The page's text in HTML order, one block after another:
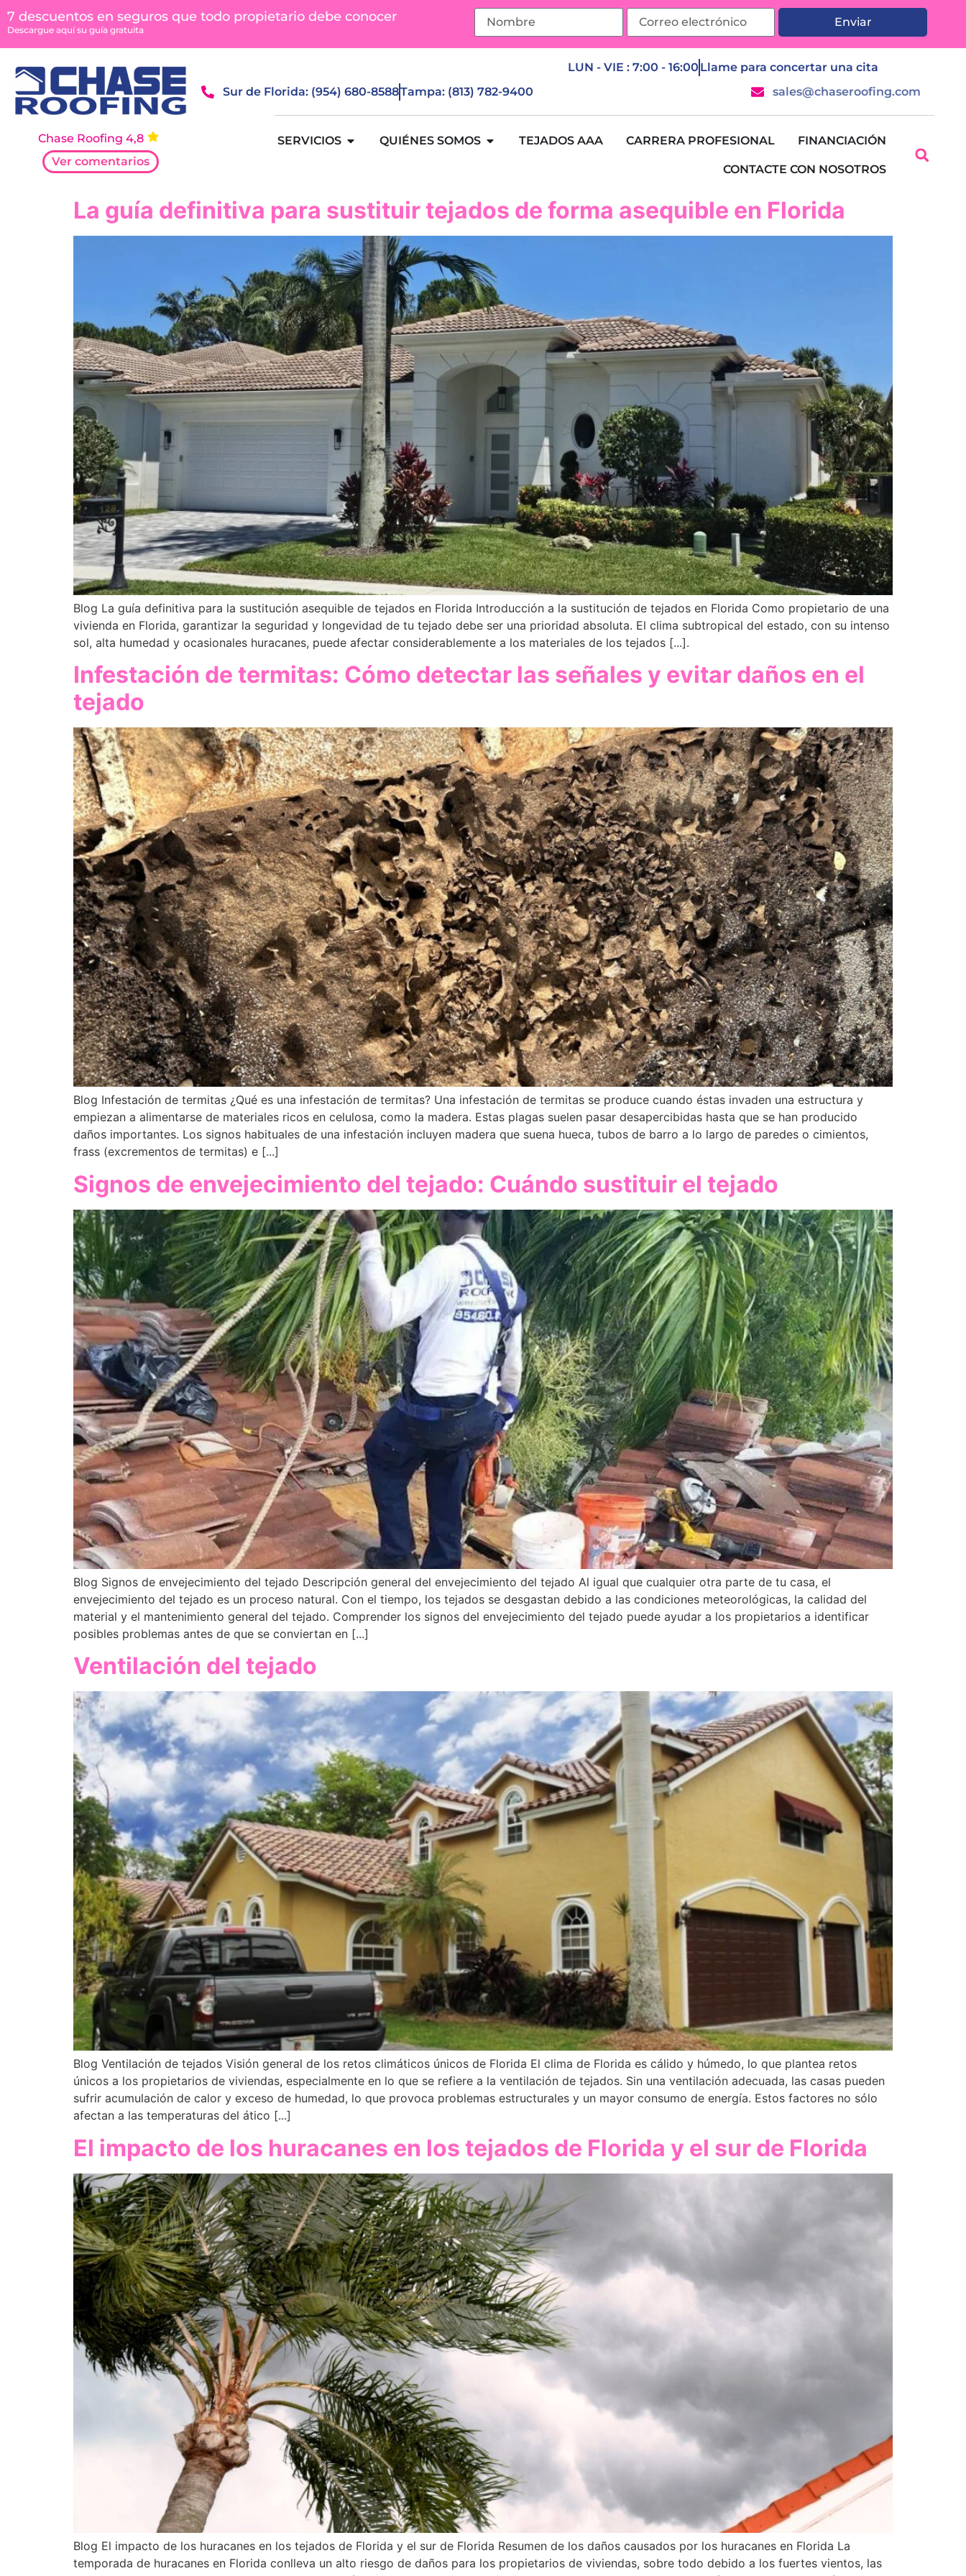
contenido
7 descuentos en seguros que todo propietario debe conocer
Descargue aquí su guía gratuita
Enviar
Chase Roofing 4,8
Ver comentarios
LUN - VIE : 7:00 - 16:00 Llame para concertar una cita
Sur de Florida: (954) 680-8588Tampa: (813) 782-9400 sales@chaseroofing.com
SERVICIOS QUIÉNES SOMOS TEJADOS AAA CARRERA PROFESIONAL FINANCIACIÓN
CONTACTE CON NOSOTROS
La guía definitiva para sustituir tejados de forma asequible en Florida
Blog La guía definitiva para la sustitución asequible de tejados en Florida Introducción a la sustitución de tejados en Florida Como propietario de una
vivienda en Florida, garantizar la seguridad y longevidad de tu tejado debe ser una prioridad absoluta. El clima subtropical del estado, con su intenso
sol, alta humedad y ocasionales huracanes, puede afectar considerablemente a los materiales de los tejados [...].
Infestación de termitas: Cómo detectar las señales y evitar daños en el
tejado
Blog Infestación de termitas ¿Qué es una infestación de termitas? Una infestación de termitas se produce cuando éstas invaden una estructura y
empiezan a alimentarse de materiales ricos en celulosa, como la madera. Estas plagas suelen pasar desapercibidas hasta que se han producido
daños importantes. Los signos habituales de una infestación incluyen madera que suena hueca, tubos de barro a lo largo de paredes o cimientos,
frass (excrementos de termitas) e [...]
Signos de envejecimiento del tejado: Cuándo sustituir el tejado
Blog Signos de envejecimiento del tejado Descripción general del envejecimiento del tejado Al igual que cualquier otra parte de tu casa, el
envejecimiento del tejado es un proceso natural. Con el tiempo, los tejados se desgastan debido a las condiciones meteorológicas, la calidad del
material y el mantenimiento general del tejado. Comprender los signos del envejecimiento del tejado puede ayudar a los propietarios a identificar
posibles problemas antes de que se conviertan en [...]
Ventilación del tejado
Blog Ventilación de tejados Visión general de los retos climáticos únicos de Florida El clima de Florida es cálido y húmedo, lo que plantea retos
únicos a los propietarios de viviendas, especialmente en lo que se refiere a la ventilación de tejados. Sin una ventilación adecuada, las casas pueden
sufrir acumulación de calor y exceso de humedad, lo que provoca problemas estructurales y un mayor consumo de energía. Estos factores no sólo
afectan a las temperaturas del ático [...]
El impacto de los huracanes en los tejados de Florida y el sur de Florida
Blog El impacto de los huracanes en los tejados de Florida y el sur de Florida Resumen de los daños causados por los huracanes en Florida La
temporada de huracanes en Florida conlleva un alto riesgo de daños para los propietarios de viviendas, sobre todo debido a los fuertes vientos, las